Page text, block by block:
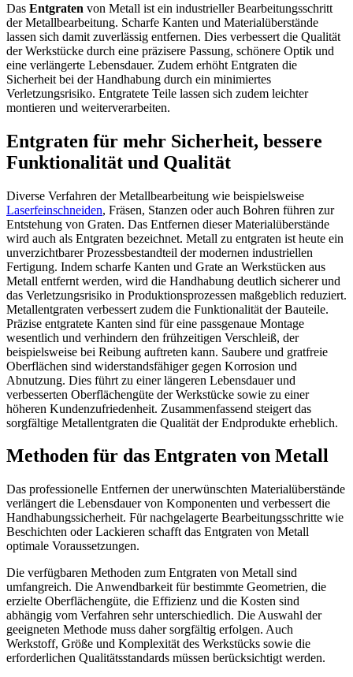
Das Entgraten von Metall ist ein industrieller Bearbeitungsschritt
der Metallbearbeitung. Scharfe Kanten und Materialüberstände
lassen sich damit zuverlässig entfernen. Dies verbessert die Qualität
der Werkstücke durch eine präzisere Passung, schönere Optik und
eine verlängerte Lebensdauer. Zudem erhöht Entgraten die
Sicherheit bei der Handhabung durch ein minimiertes
Verletzungsrisiko. Entgratete Teile lassen sich zudem leichter
montieren und weiterverarbeiten.
Entgraten für mehr Sicherheit, bessere
Funktionalität und Qualität
Diverse Verfahren der Metallbearbeitung wie beispielsweise
Laserfeinschneiden, Fräsen, Stanzen oder auch Bohren führen zur
Entstehung von Graten. Das Entfernen dieser Materialüberstände
wird auch als Entgraten bezeichnet. Metall zu entgraten ist heute ein
unverzichtbarer Prozessbestandteil der modernen industriellen
Fertigung. Indem scharfe Kanten und Grate an Werkstücken aus
Metall entfernt werden, wird die Handhabung deutlich sicherer und
das Verletzungsrisiko in Produktionsprozessen maßgeblich reduziert.
Metallentgraten verbessert zudem die Funktionalität der Bauteile.
Präzise entgratete Kanten sind für eine passgenaue Montage
wesentlich und verhindern den frühzeitigen Verschleiß, der
beispielsweise bei Reibung auftreten kann. Saubere und gratfreie
Oberflächen sind widerstandsfähiger gegen Korrosion und
Abnutzung. Dies führt zu einer längeren Lebensdauer und
verbesserten Oberflächengüte der Werkstücke sowie zu einer
höheren Kundenzufriedenheit. Zusammenfassend steigert das
sorgfältige Metallentgraten die Qualität der Endprodukte erheblich.
Methoden für das Entgraten von Metall
Das professionelle Entfernen der unerwünschten Materialüberstände
verlängert die Lebensdauer von Komponenten und verbessert die
Handhabungssicherheit. Für nachgelagerte Bearbeitungsschritte wie
Beschichten oder Lackieren schafft das Entgraten von Metall
optimale Voraussetzungen.
Die verfügbaren Methoden zum Entgraten von Metall sind
umfangreich. Die Anwendbarkeit für bestimmte Geometrien, die
erzielte Oberflächengüte, die Effizienz und die Kosten sind
abhängig vom Verfahren sehr unterschiedlich. Die Auswahl der
geeigneten Methode muss daher sorgfältig erfolgen. Auch
Werkstoff, Größe und Komplexität des Werkstücks sowie die
erforderlichen Qualitätsstandards müssen berücksichtigt werden.